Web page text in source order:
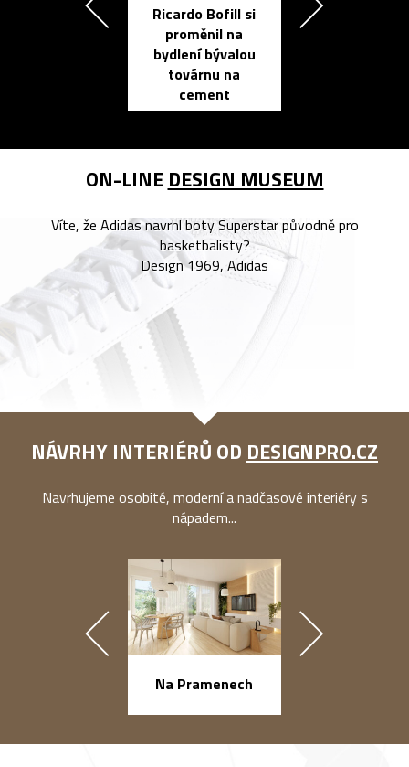
Ricardo Bofill si
proměnil na
bydlení bývalou
továrnu na
cement
ON-LINE DESIGN MUSEUM
Víte, že Adidas navrhl boty Superstar původně pro
basketbalisty?
Design 1969, Adidas
NÁVRHY INTERIÉRŮ OD DESIGNPRO.CZ
Navrhujeme osobité, moderní a nadčasové interiéry s
nápadem...
Na Pramenech